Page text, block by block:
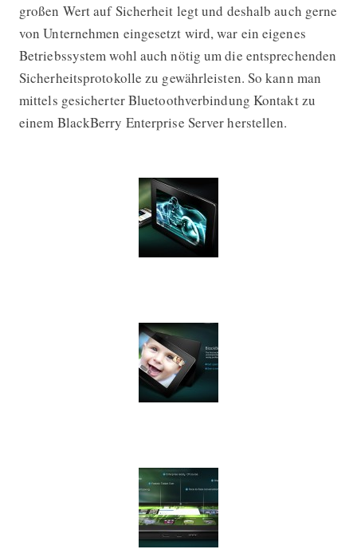
großen Wert auf Sicherheit legt und deshalb auch gerne
von Unternehmen eingesetzt wird, war ein eigenes
Betriebssystem wohl auch nötig um die entsprechenden
Sicherheitsprotokolle zu gewährleisten. So kann man
mittels gesicherter Bluetoothverbindung Kontakt zu
einem BlackBerry Enterprise Server herstellen.